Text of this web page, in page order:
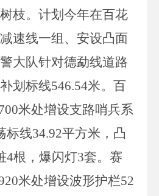
枝。计划今年在百花
速线一组、安设凸面
大队针对德勐线道路
划标线546.54米。百
米处增设支路哨兵系
标线34.92平方米，凸
4根，爆闪灯3套。赛
米处增设波形护栏52